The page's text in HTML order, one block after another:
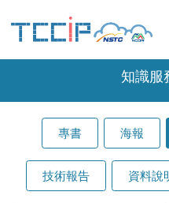
知識服
專書 海報
技術報告 資料說